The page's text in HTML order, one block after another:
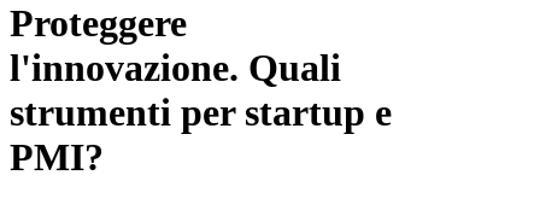
Proteggere
l'innovazione. Quali
strumenti per startup e
PMI?